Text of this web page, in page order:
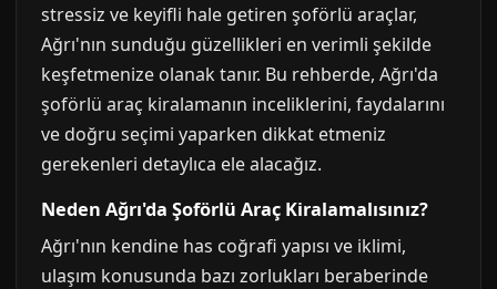
stressiz ve keyifli hale getiren şoförlü araçlar,
Ağrı'nın sunduğu güzellikleri en verimli şekilde
keşfetmenize olanak tanır. Bu rehberde, Ağrı'da
şoförlü araç kiralamanın inceliklerini, faydalarını
ve doğru seçimi yaparken dikkat etmeniz
gerekenleri detaylıca ele alacağız.
Neden Ağrı'da Şoförlü Araç Kiralamalısınız?
Ağrı'nın kendine has coğrafi yapısı ve iklimi,
ulaşım konusunda bazı zorlukları beraberinde